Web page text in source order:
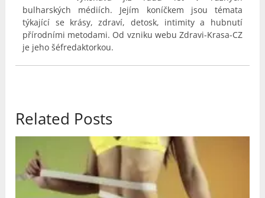
bulharských médiích. Jejím koníčkem jsou témata
týkající se krásy, zdraví, detosk, intimity a hubnutí
přírodními metodami. Od vzniku webu Zdravi-Krasa-CZ
je jeho šéfredaktorkou.
Related Posts